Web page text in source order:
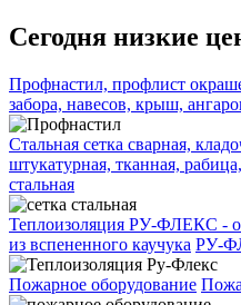
Сегодня низкие
Профнастил, профлист
забора, навесов, крыш,
Стальная сетка сварная,
штукатурная, тканная,
стальная
Теплоизоляция РУ-ФЛЕКС -
из вспененного каучука РУ-
Пожарное оборудование